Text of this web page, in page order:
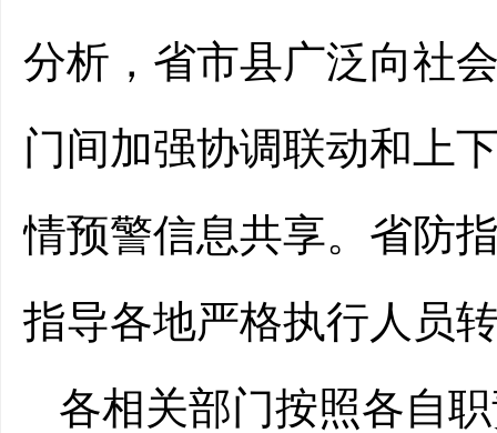
分析，省市县广泛向社
门间加强协调联动和上
情预警信息共享。省防
指导各地严格执行人员
各相关部门按照各自